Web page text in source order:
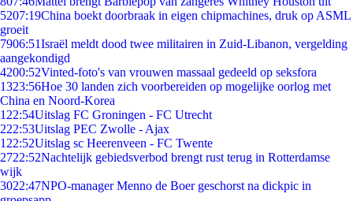
5207:19China boekt doorbraak in eigen chipmachines, druk op ASML
groeit
7906:51Israël meldt dood twee militairen in Zuid-Libanon, vergelding
aangekondigd
4200:52Vinted-foto's van vrouwen massaal gedeeld op seksfora
1323:56Hoe 30 landen zich voorbereiden op mogelijke oorlog met
China en Noord-Korea
1 22:54Uitslag FC Groningen - FC Utrecht
222:53Uitslag PEC Zwolle - Ajax
1 22:52Uitslag sc Heerenveen - FC Twente
2722:52Nachtelijk gebiedsverbod brengt rust terug in Rotterdamse
wijk
3022:47NPO-manager Menno de Boer geschorst na dickpic in